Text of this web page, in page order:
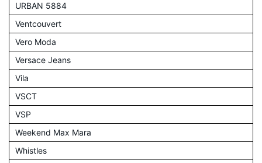
URBAN 5884
Ventcouvert
Vero Moda
Versace Jeans
Vila
VSCT
VSP
Weekend Max Mara
Whistles